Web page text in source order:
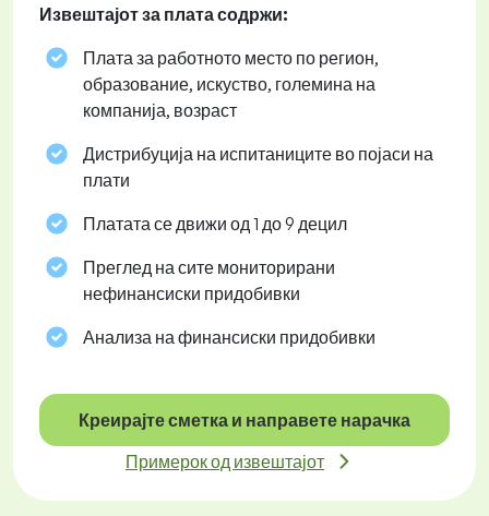
Извештајот за плата содржи:
Плата за работното место по регион,
образование, искуство, големина на
компанија, возраст
Дистрибуција на испитаниците во појаси на
плати
Платата се движи од 1 до 9 децил
Преглед на сите мониторирани
нефинансиски придобивки
Анализа на финансиски придобивки
Креирајте сметка и направете нарачка
Примерок од извештајот